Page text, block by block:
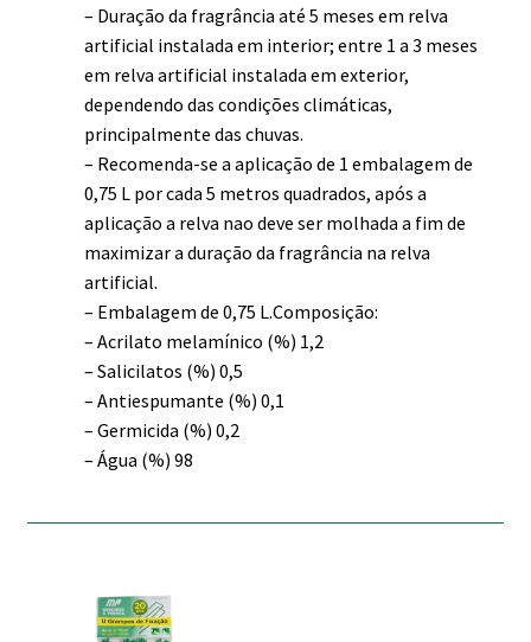
– Duração da fragrância até 5 meses em relva
artificial instalada em interior; entre 1 a 3 meses
em relva artificial instalada em exterior,
dependendo das condições climáticas,
principalmente das chuvas.
– Recomenda-se a aplicação de 1 embalagem de
0,75 L por cada 5 metros quadrados, após a
aplicação a relva nao deve ser molhada a fim de
maximizar a duração da fragrância na relva
artificial.
– Embalagem de 0,75 L.Composição:
– Acrilato melamínico (%) 1,2
– Salicilatos (%) 0,5
– Antiespumante (%) 0,1
– Germicida (%) 0,2
– Água (%) 98